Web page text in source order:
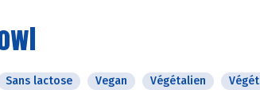
Sans lactose Vegan Végétalien